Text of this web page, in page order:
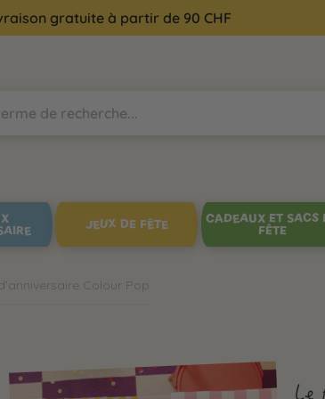
gratuite à partir de 90 CHF
JEUX DE FÊTE
CADEAUX ET SACS
FÊTE
Colour Pop